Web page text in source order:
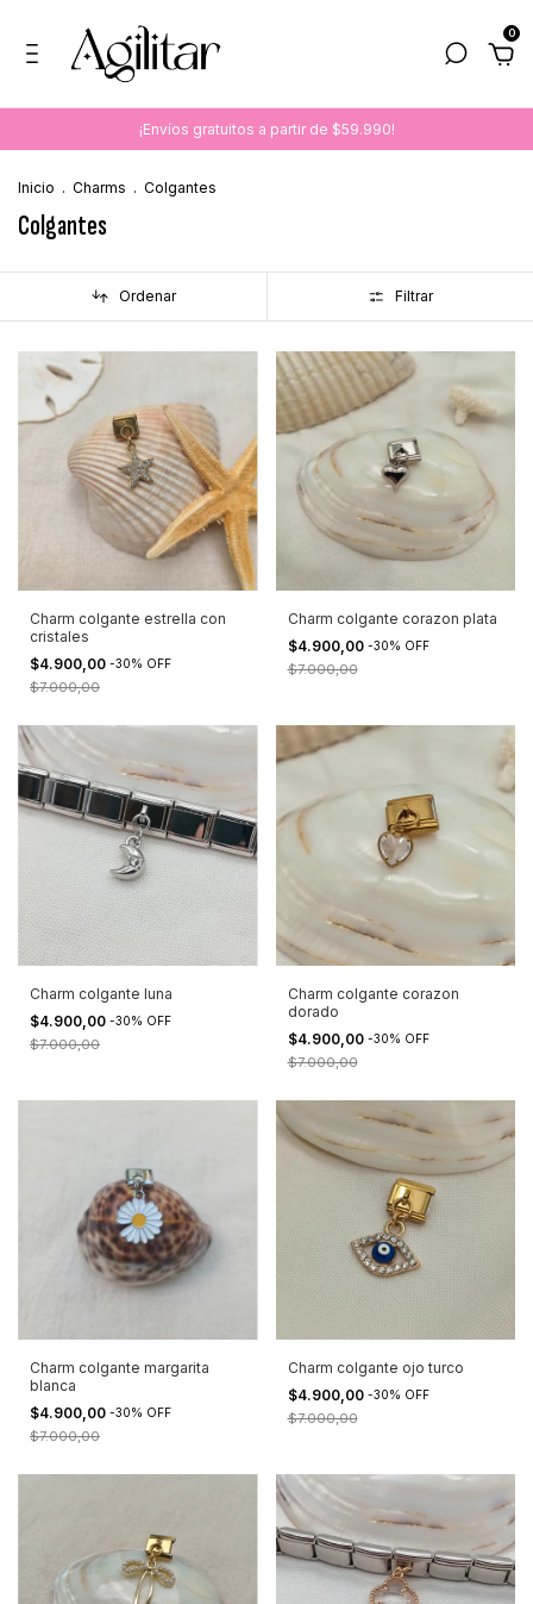
0
¡Envíos gratuitos a partir de $59.990!
Inicio . Charms . Colgantes
Colgantes
Ordenar Filtrar
Charm colgante estrella con
cristales
$4.900,00 -30% OFF
$7.000,00
Charm colgante corazon plata
$4.900,00 -30% OFF
$7.000,00
Charm colgante luna
$4.900,00 -30% OFF
$7.000,00
Charm colgante corazon
dorado
$4.900,00 -30% OFF
$7.000,00
Charm colgante margarita
blanca
$4.900,00 -30% OFF
$7.000,00
Charm colgante ojo turco
$4.900,00 -30% OFF
$7.000,00